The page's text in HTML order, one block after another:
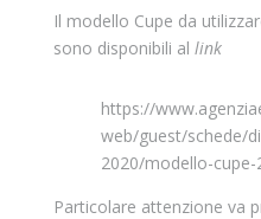
Il modello Cupe da
sono disponibili al link
https://
web/guest/schede/
2020/modello-cupe-
Particolare attenzione va